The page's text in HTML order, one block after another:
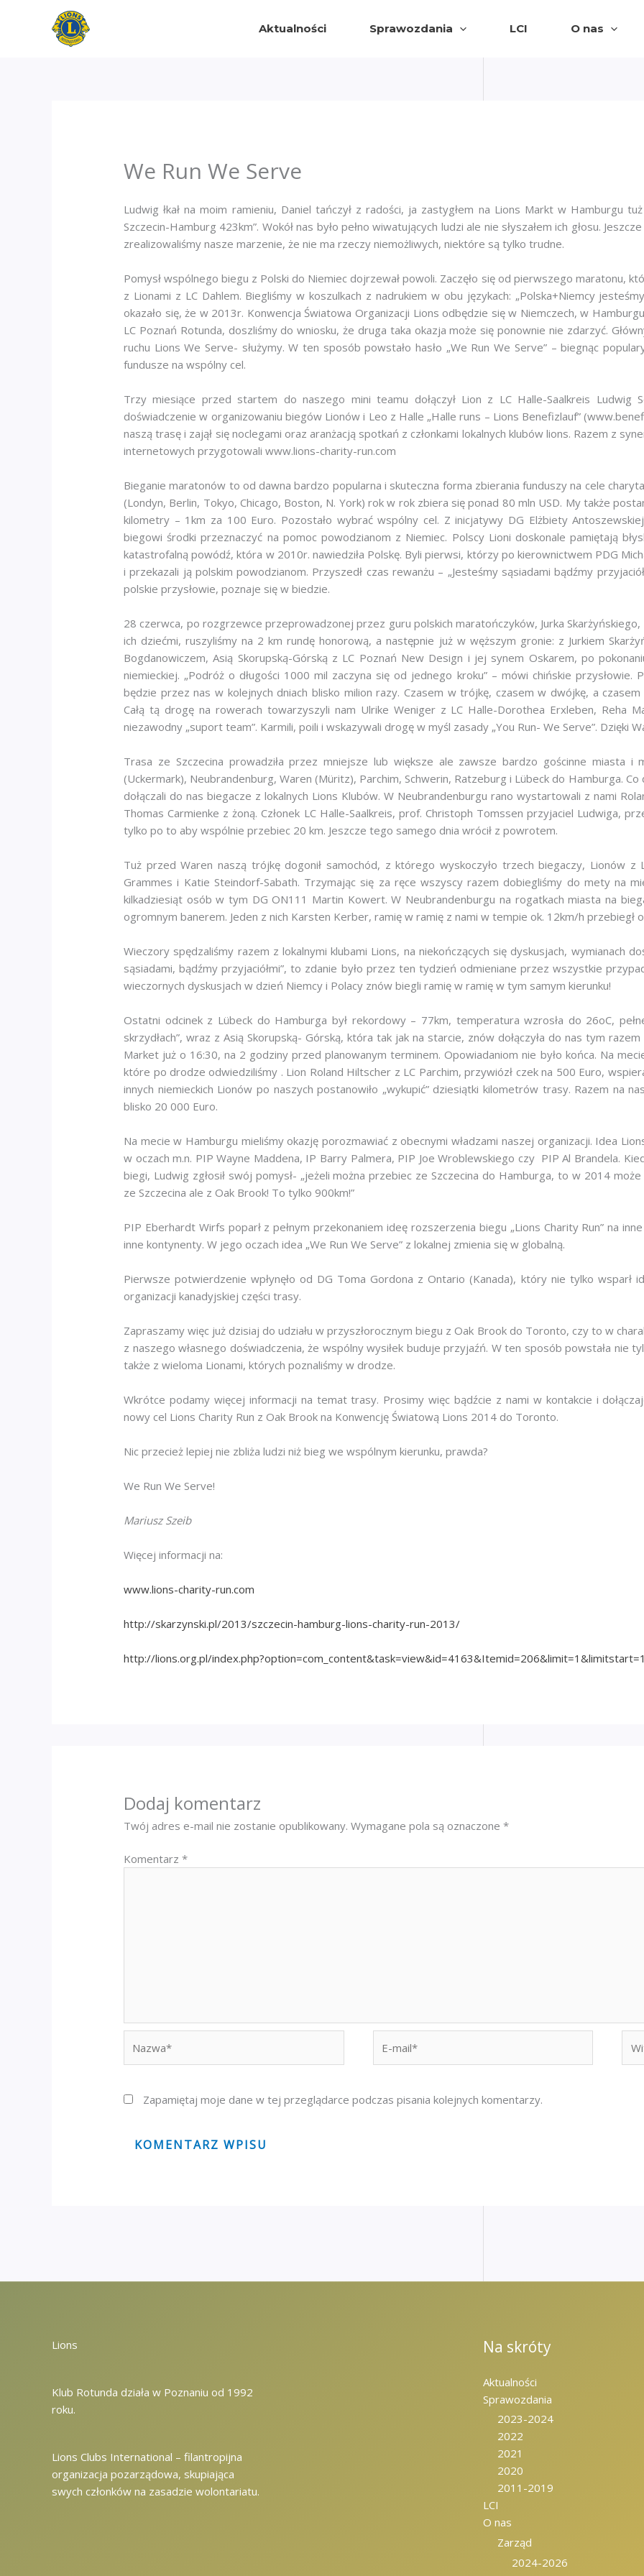
Aktualności Sprawozdania LCI O nas
We Run We Serve
Ludwig łkał na moim ramieniu, Daniel tańczył z radości, ja zastygłem na Lions Markt w Hamburgu
Szczecin-Hamburg 423km”. Wokół nas było pełno wiwatujących ludzi ale nie słyszałem ich głosu.
zrealizowaliśmy nasze marzenie, że nie ma rzeczy niemożliwych, niektóre są tylko trudne.
Pomysł wspólnego biegu z Polski do Niemiec dojrzewał powoli. Zaczęło się od pierwszego maratonu,
z Lionami z LC Dahlem. Biegliśmy w koszulkach z nadrukiem w obu językach: „Polska+Niemcy
okazało się, że w 2013r. Konwencja Światowa Organizacji Lions odbędzie się w Niemczech, w
LC Poznań Rotunda, doszliśmy do wniosku, że druga taka okazja może się ponownie nie zdarzyć.
ruchu Lions We Serve- służymy. W ten sposób powstało hasło „We Run We Serve” – biegnąc
fundusze na wspólny cel.
Trzy miesiące przed startem do naszego mini teamu dołączył Lion z LC Halle-Saalkreis Ludwig
doświadczenie w organizowaniu biegów Lionów i Leo z Halle „Halle runs – Lions Benefizlauf”
naszą trasę i zajął się noclegami oraz aranżacją spotkań z członkami lokalnych klubów lions. Razem z
internetowych przygotowali www.lions-charity-run.com
Bieganie maratonów to od dawna bardzo popularna i skuteczna forma zbierania funduszy na cele
(Londyn, Berlin, Tokyo, Chicago, Boston, N. York) rok w rok zbiera się ponad 80 mln USD. My także
kilometry – 1km za 100 Euro. Pozostało wybrać wspólny cel. Z inicjatywy DG Elżbiety
biegowi środki przeznaczyć na pomoc powodzianom z Niemiec. Polscy Lioni doskonale pamiętają
katastrofalną powódź, która w 2010r. nawiedziła Polskę. Byli pierwsi, którzy po kierownictwem PDG
i przekazali ją polskim powodzianom. Przyszedł czas rewanżu – „Jesteśmy sąsiadami bądźmy
polskie przysłowie, poznaje się w biedzie.
28 czerwca, po rozgrzewce przeprowadzonej przez guru polskich maratończyków, Jurka
ich dziećmi, ruszyliśmy na 2 km rundę honorową, a następnie już w węższym gronie: z Jurkiem
Bogdanowiczem, Asią Skorupską-Górską z LC Poznań New Design i jej synem Oskarem, po
niemieckiej. „Podróż o długości 1000 mil zaczyna się od jednego kroku” – mówi chińskie przysłowie.
będzie przez nas w kolejnych dniach blisko milion razy. Czasem w trójkę, czasem w dwójkę, a
Całą tą drogę na rowerach towarzyszyli nam Ulrike Weniger z LC Halle-Dorothea Erxleben, Reha
niezawodny „suport team”. Karmili, poili i wskazywali drogę w myśl zasady „You Run- We Serve”. Dzięki
Trasa ze Szczecina prowadziła przez mniejsze lub większe ale zawsze bardzo gościnne miasta i
(Uckermark), Neubrandenburg, Waren (Müritz), Parchim, Schwerin, Ratzeburg i Lübeck do Hamburga.
dołączali do nas biegacze z lokalnych Lions Klubów. W Neubrandenburgu rano wystartowali z nami
Thomas Carmienke z żoną. Członek LC Halle-Saalkreis, prof. Christoph Tomssen przyjaciel Ludwiga,
tylko po to aby wspólnie przebiec 20 km. Jeszcze tego samego dnia wrócił z powrotem.
Tuż przed Waren naszą trójkę dogonił samochód, z którego wyskoczyło trzech biegaczy, Lionów z
Grammes i Katie Steindorf-Sabath. Trzymając się za ręce wszyscy razem dobiegliśmy do mety na
kilkadziesiąt osób w tym DG ON111 Martin Kowert. W Neubrandenburgu na rogatkach miasta na
ogromnym banerem. Jeden z nich Karsten Kerber, ramię w ramię z nami w tempie ok. 12km/h przebiegł
Wieczory spędzaliśmy razem z lokalnymi klubami Lions, na niekończących się dyskusjach, wymianach
sąsiadami, bądźmy przyjaciółmi”, to zdanie było przez ten tydzień odmieniane przez wszystkie
wieczornych dyskusjach w dzień Niemcy i Polacy znów biegli ramię w ramię w tym samym kierunku!
Ostatni odcinek z Lübeck do Hamburga był rekordowy – 77km, temperatura wzrosła do 26oC,
skrzydłach”, wraz z Asią Skorupską- Górską, która tak jak na starcie, znów dołączyła do nas tym
Market już o 16:30, na 2 godziny przed planowanym terminem. Opowiadaniom nie było końca. Na
które po drodze odwiedziliśmy . Lion Roland Hiltscher z LC Parchim, przywiózł czek na 500 Euro,
innych niemieckich Lionów po naszych postanowiło „wykupić” dziesiątki kilometrów trasy. Razem na
blisko 20 000 Euro.
Na mecie w Hamburgu mieliśmy okazję porozmawiać z obecnymi władzami naszej organizacji. Idea
w oczach m.n. PIP Wayne Maddena, IP Barry Palmera, PIP Joe Wroblewskiego czy PIP Al Brandela.
biegi, Ludwig zgłosił swój pomysł- „jeżeli można przebiec ze Szczecina do Hamburga, to w 2014
ze Szczecina ale z Oak Brook! To tylko 900km!”
PIP Eberhardt Wirfs poparł z pełnym przekonaniem ideę rozszerzenia biegu „Lions Charity Run” na
inne kontynenty. W jego oczach idea „We Run We Serve” z lokalnej zmienia się w globalną.
Pierwsze potwierdzenie wpłynęło od DG Toma Gordona z Ontario (Kanada), który nie tylko wsparł
organizacji kanadyjskiej części trasy.
Zapraszamy więc już dzisiaj do udziału w przyszłorocznym biegu z Oak Brook do Toronto, czy to w
z naszego własnego doświadczenia, że wspólny wysiłek buduje przyjaźń. W ten sposób powstała nie
także z wieloma Lionami, których poznaliśmy w drodze.
Wkrótce podamy więcej informacji na temat trasy. Prosimy więc bądźcie z nami w kontakcie i
nowy cel Lions Charity Run z Oak Brook na Konwencję Światową Lions 2014 do Toronto.
Nic przecież lepiej nie zbliża ludzi niż bieg we wspólnym kierunku, prawda?
We Run We Serve!
Mariusz Szeib
Więcej informacji na:
www.lions-charity-run.com
http://skarzynski.pl/2013/szczecin-hamburg-lions-charity-run-2013/
http://lions.org.pl/
Dodaj komentarz
Twój adres e-mail nie zostanie opublikowany. Wymagane pola są oznaczone*
Komentarz*
mail*
Zapamiętaj moje dane w tej przeglądarce podczas pisania kolejnych komentarzy.
Lions
Klub Rotunda działa w Poznaniu od 1992
roku.
Lions Clubs International – filantropijna
organizacja pozarządowa, skupiająca
swych członków na zasadzie wolontariatu.
Na skróty
Aktualności
Sprawozdania
2023-2024
2022
2021
2020
2011-2019
LCI
O nas
Zarząd
2024-2026